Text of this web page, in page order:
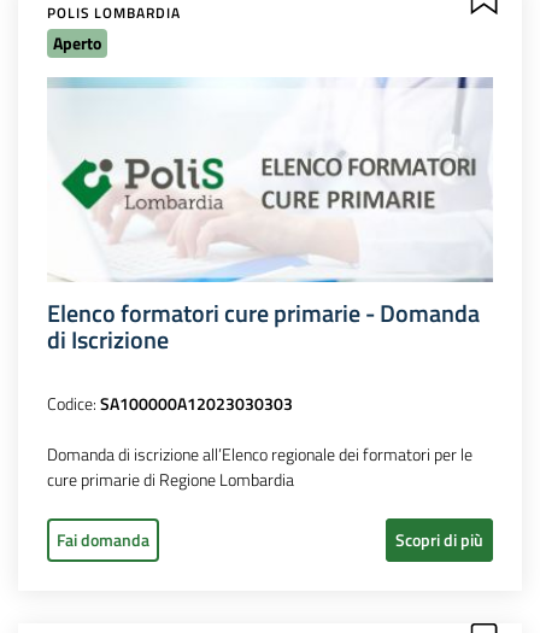
POLIS LOMBARDIA
Aperto
Elenco formatori cure primarie - Domanda
di Iscrizione
Codice:SA100000A12023030303
Domanda di iscrizione all’Elenco regionale dei formatori per le
cure primarie di Regione Lombardia
Fai domanda Scopri di più